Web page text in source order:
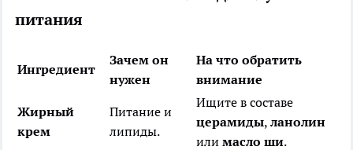
питания
Ингредиент
Зачем он
нужен
На что обратить
внимание
Жирный
крем
Питание и
липиды.
Ищите в составе
церамиды, ланолин
или масло ши.